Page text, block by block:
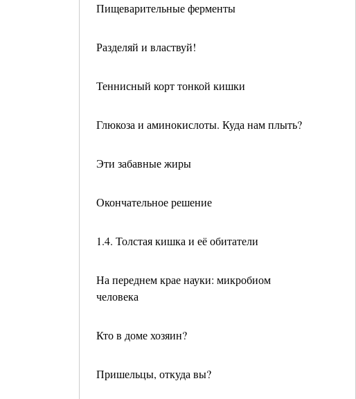
Пищеварительные ферменты
Разделяй и властвуй!
Теннисный корт тонкой кишки
Глюкоза и аминокислоты. Куда нам плыть?
Эти забавные жиры
Окончательное решение
1.4. Толстая кишка и её обитатели
На переднем крае науки: микробиом
человека
Кто в доме хозяин?
Пришельцы, откуда вы?